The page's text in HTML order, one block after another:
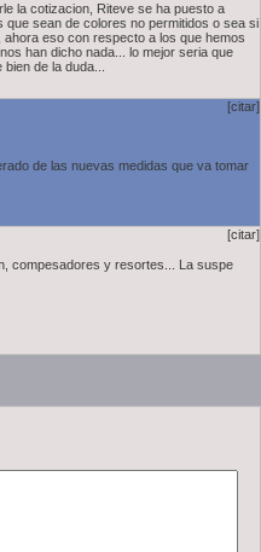
la cotizacion, Riteve se ha puesto a
sean de colores no permitidos o sea si
eso con respecto a los que hemos
han dicho nada... lo mejor seria que
de la duda...
[citar]
de las nuevas medidas que va tomar
[citar]
compesadores y resortes... La suspe